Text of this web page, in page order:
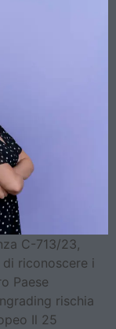
C-713/23,
riconoscere i
Paese
rischia
Il 25